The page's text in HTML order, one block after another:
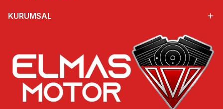
KURUMSAL